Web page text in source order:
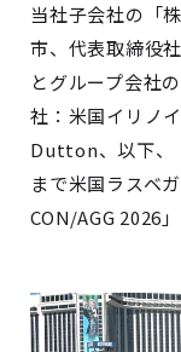
当社子会社の「
市、代表取締役
とグループ会社
社：米国イリノ
Dutton、以下、
まで米国ラスベ
CON/AGG 2026